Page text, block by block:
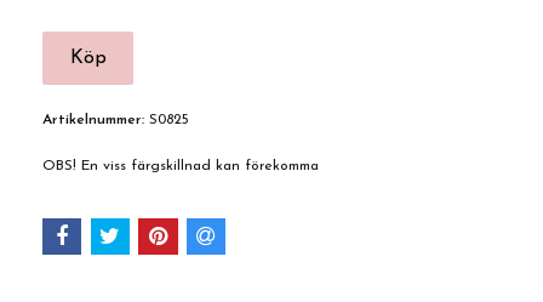
Artikelnummer: S0825
OBS! En viss färgskillnad kan förekomma